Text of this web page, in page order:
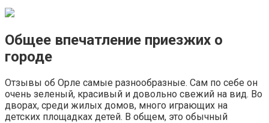
Общее впечатление приезжих о
городе
Отзывы об Орле самые разнообразные. Сам по себе он
очень зеленый, красивый и довольно свежий на вид. Во
дворах, среди жилых домов, много играющих на
детских площадках детей. В общем, это обычный